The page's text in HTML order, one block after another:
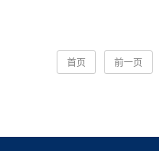
首页 前一页